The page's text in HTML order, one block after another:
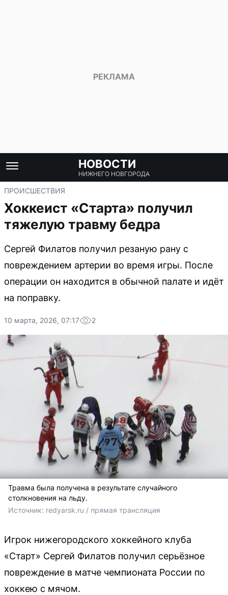
НОВОСТИ
НИЖНЕГО НОВГОРОДА
ПРОИСШЕСТВИЯ
Хоккеист «Старта» получил
тяжелую травму бедра
Сергей Филатов получил резаную рану с
повреждением артерии во время игры. После
операции он находится в обычной палате и идёт
на поправку.
10 марта, 2026, 07:17 2
Травма была получена в результате случайного
столкновения на льду.
Источник: redyarsk.ru / прямая трансляция
Игрок нижегородского хоккейного клуба
«Старт» Сергей Филатов получил серьёзное
повреждение в матче чемпионата России по
хоккею с мячом.